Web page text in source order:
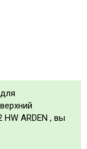
ARDEN , вы